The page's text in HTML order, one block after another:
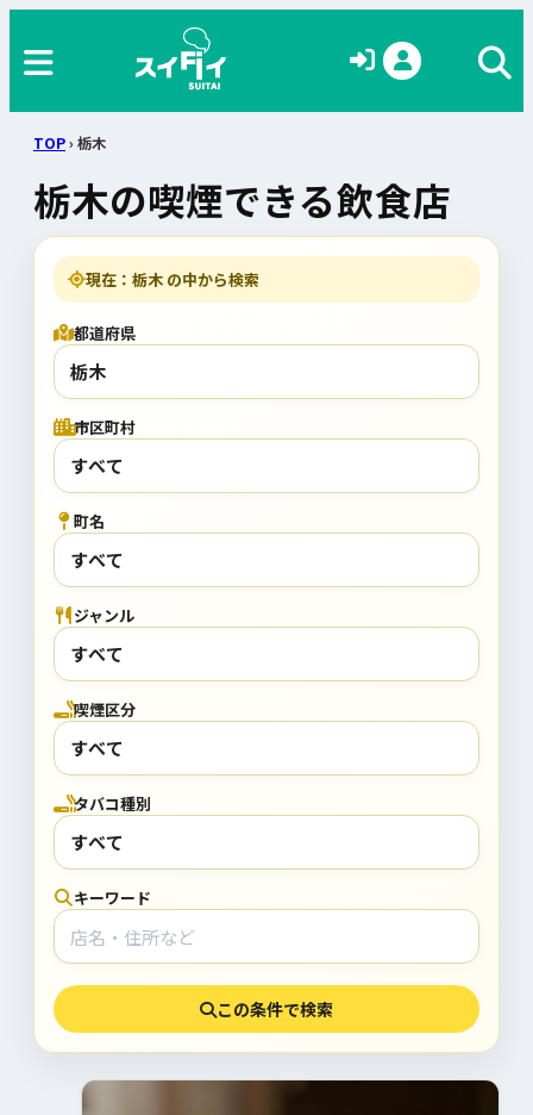
TOP› 栃木
栃木の喫煙できる飲食店
現在：栃木 の中から検索
都道府県
市区町村
町名
ジャンル
喫煙区分
タバコ種別
キーワード
この条件で検索